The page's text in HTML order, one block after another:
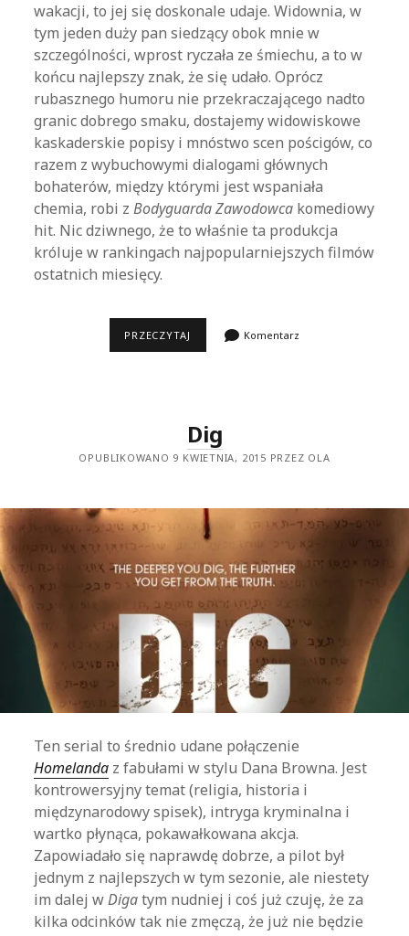
wakacji, to jej się doskonale udaje. Widownia, w
tym jeden duży pan siedzący obok mnie w
szczególności, wprost ryczała ze śmiechu, a to w
końcu najlepszy znak, że się udało. Oprócz
rubasznego humoru nie przekraczającego nadto
granic dobrego smaku, dostajemy widowiskowe
kaskaderskie popisy i mnóstwo scen pościgów, co
razem z wybuchowymi dialogami głównych
bohaterów, między którymi jest wspaniała
chemia, robi zBodyguarda Zawodowca komediowy
hit. Nic dziwnego, że to właśnie ta produkcja
króluje w rankingach najpopularniejszych filmów
ostatnich miesięcy.
PRZECZYTAJ BODYGUARDKomentarz
Dig
OPUBLIKOWANO 9 KWIETNIA, 2015 PRZEZ OLA
Ten serial to średnio udane połączenie
Homelanda z fabułami w stylu Dana Browna. Jest
kontrowersyjny temat (religia, historia i
międzynarodowy spisek), intryga kryminalna i
wartko płynąca, pokawałkowana akcja.
Zapowiadało się naprawdę dobrze, a pilot był
jednym z najlepszych w tym sezonie, ale niestety
im dalej wDigatym nudniej i coś już czuję, że za
kilka odcinków tak nie zmęczą, że już nie będzie